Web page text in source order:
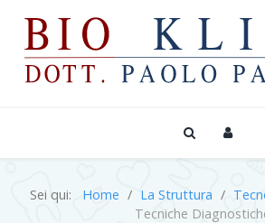
Sei qui: Home La Struttura
Tecniche